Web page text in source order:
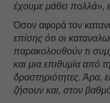
έχουμε μάθει πολλά»,
Όσον αφορά τον
επίσης ότι οι
παρακολουθούν τι
και μια επιθυμία από
δραστηριότητες. Άρα,
ζήσουν και, στον